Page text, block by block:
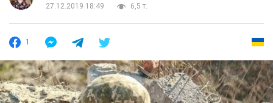
27.12.2019 18:49
6,5 т.
1